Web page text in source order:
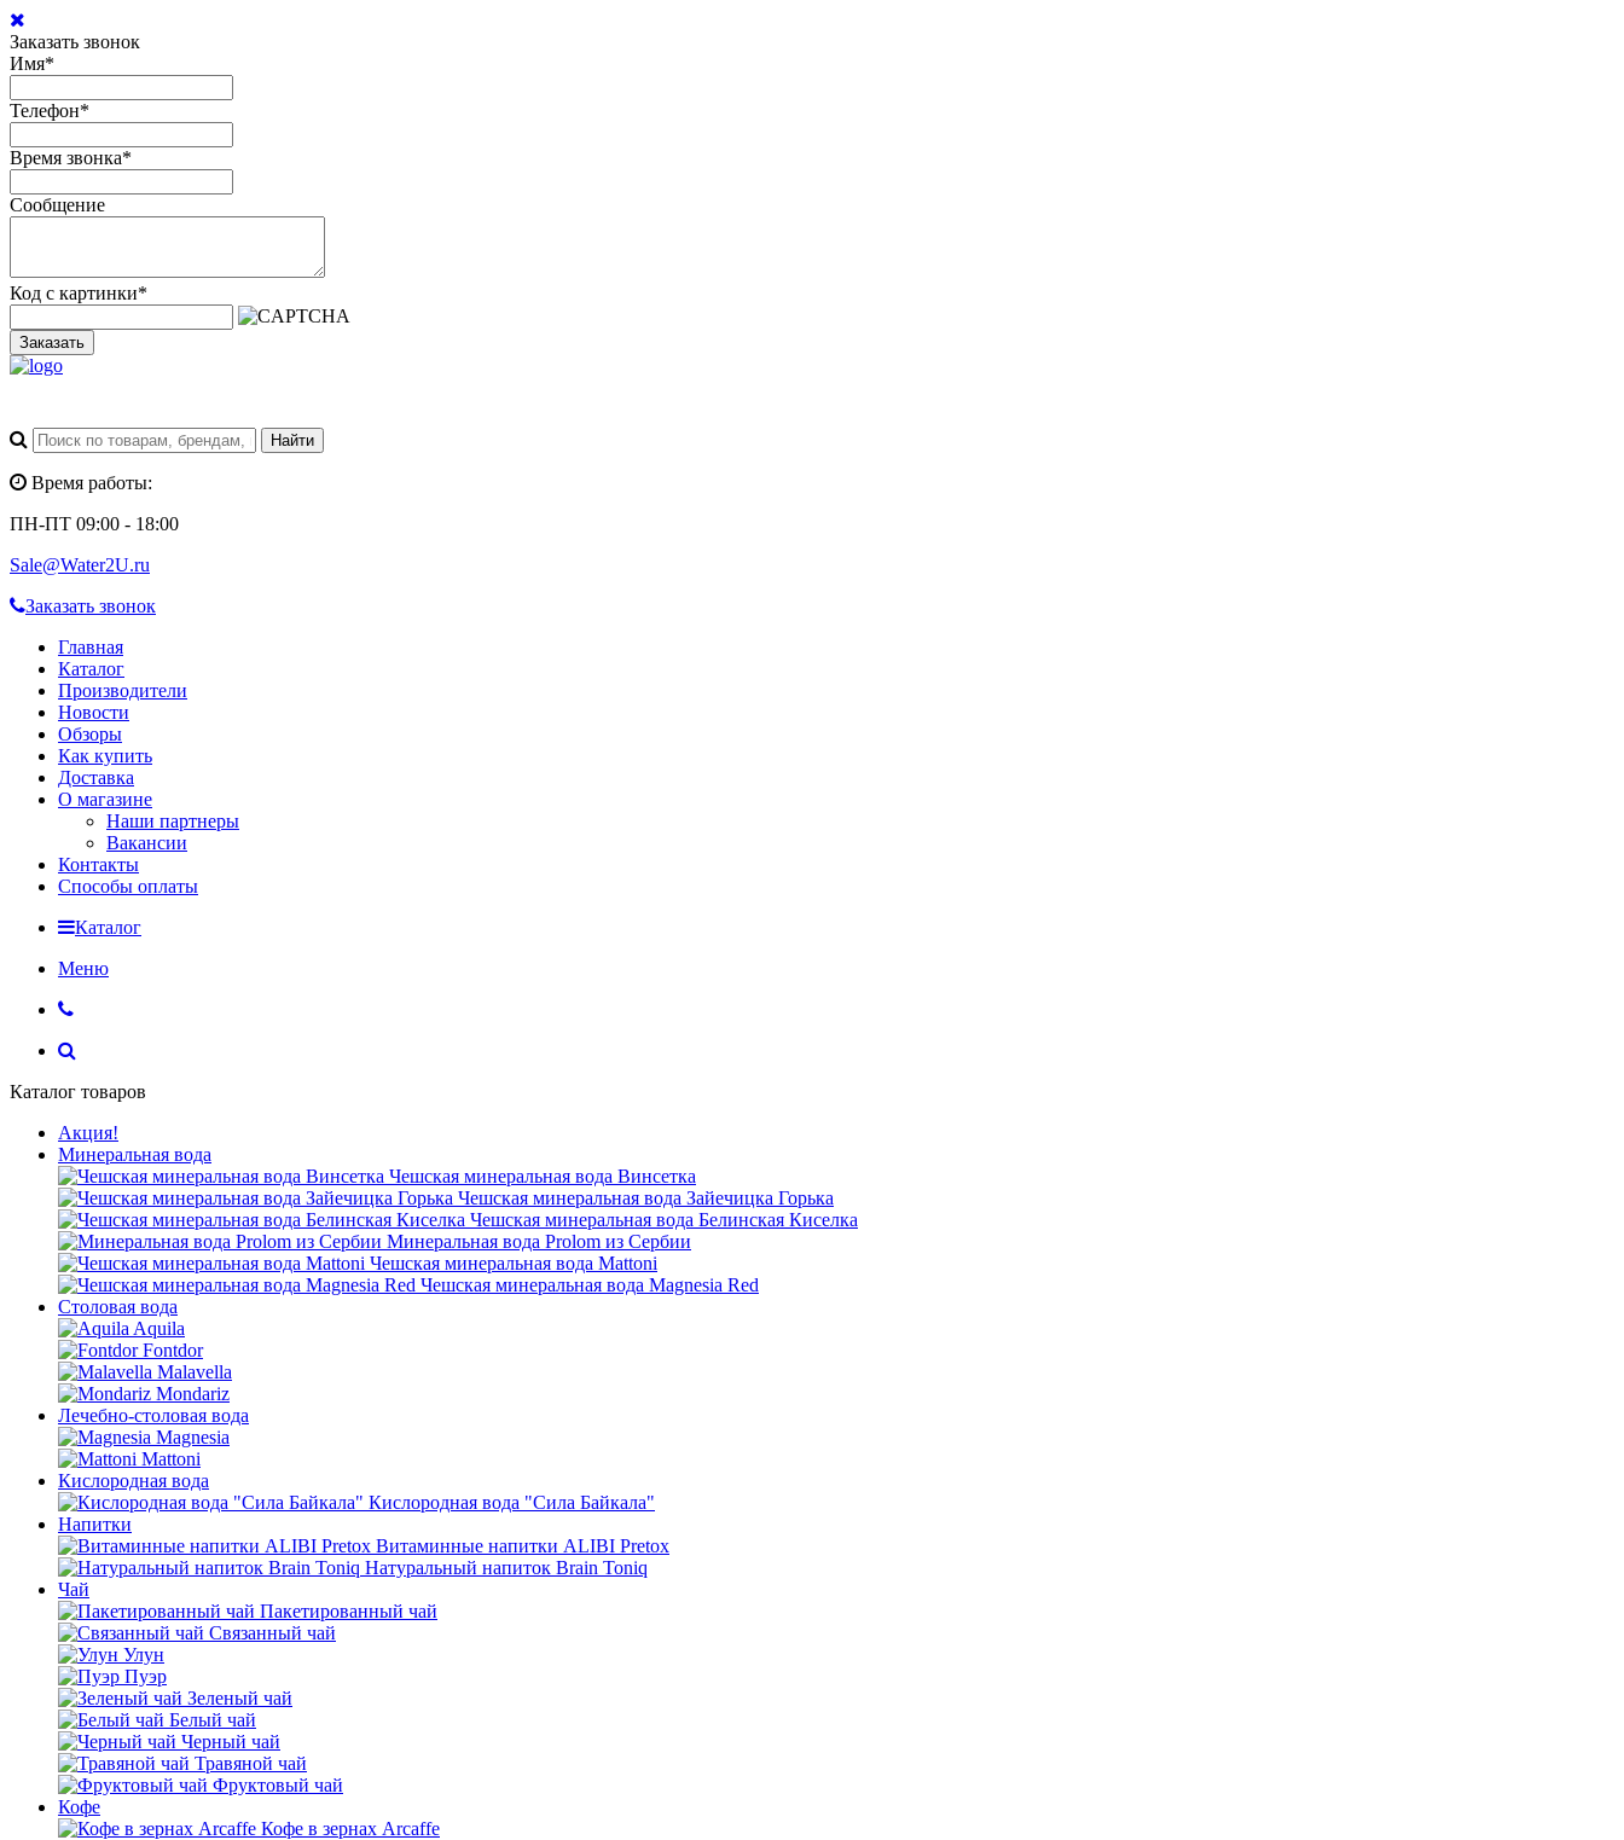
Заказать звонок
Имя*
Телефон*
Время звонка*
Сообщение
Код с картинки*
Заказать
Время работы:
ПН-ПТ 09:00 - 18:00
Sale@Water2U.ru
Заказать звонок
Главная
Каталог
Производители
Новости
Обзоры
Как купить
Доставка
О магазине
Наши партнеры
Вакансии
Контакты
Способы оплаты
Каталог
Меню
Каталог товаров
Акция!
Минеральная вода
Чешская минеральная вода Винсетка
Чешская минеральная вода Зайечицка Горька
Чешская минеральная вода Белинская Киселка
Минеральная вода Prolom из Сербии
Чешская минеральная вода Mattoni
Чешская минеральная вода Magnesia Red
Столовая вода
Aquila
Fontdor
Malavella
Mondariz
Лечебно-столовая вода
Magnesia
Mattoni
Кислородная вода
Кислородная вода "Сила Байкала"
Напитки
Витаминные напитки ALIBI Pretox
Натуральный напиток Brain Toniq
Чай
Пакетированный чай
Связанный чай
Улун
Пуэр
Зеленый чай
Белый чай
Черный чай
Травяной чай
Фруктовый чай
Кофе
Кофе в зернах Arcaffe